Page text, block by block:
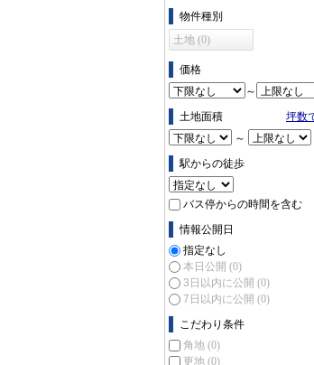
物件の条件で絞り込む
物件種別
土地 (0)
価格
～
土地面積
坪数
～
駅からの徒歩
バス停からの時間を含む
情報公開日
指定なし
本日公開 (0)
3日以内に公開 (0)
7日以内に公開 (0)
こだわり条件
角地 (0)
更地 (0)